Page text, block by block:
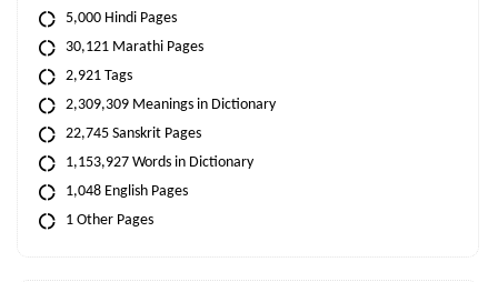
5,000 Hindi Pages
30,121 Marathi Pages
2,921 Tags
2,309,309 Meanings in Dictionary
22,745 Sanskrit Pages
1,153,927 Words in Dictionary
1,048 English Pages
1 Other Pages